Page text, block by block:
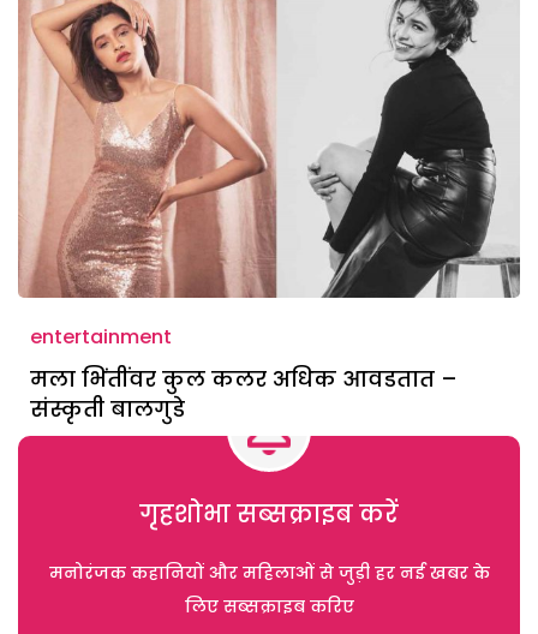
entertainment
मला भिंतींवर कुल कलर अधिक आवडतात –
संस्कृती बालगुडे
गृहशोभा सब्सक्राइब करें
मनोरंजक कहानियों और महिलाओं से जुड़ी हर नई खबर के
लिए सब्सक्राइब करिए